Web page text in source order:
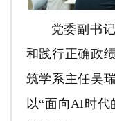
党委副书
和践行正确政
筑学系主任吴
以“面向AI时代